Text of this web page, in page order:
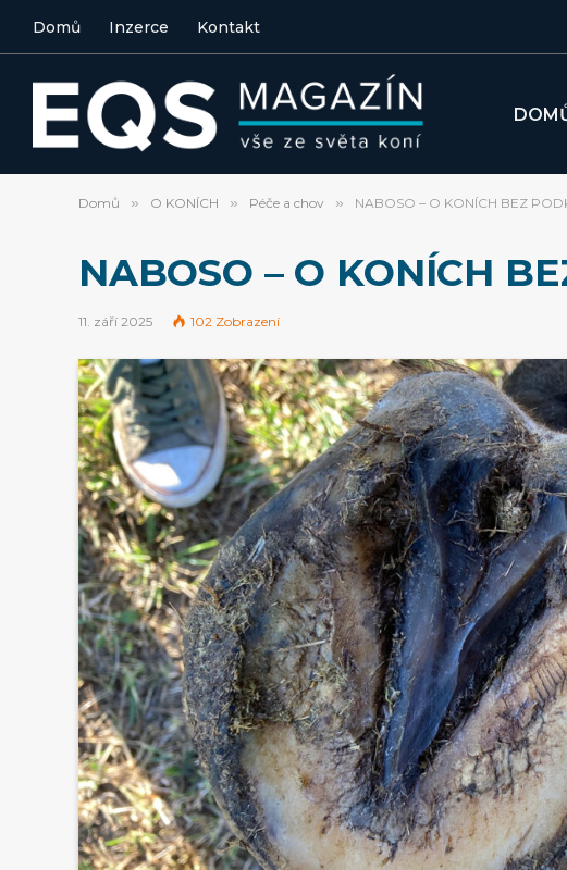
Domů Inzerce Kontakt
Domů » O KONÍCH » Péče a chov » NABOSO – O KONÍCH BEZ
NABOSO – O KONÍCH
11. září 2025 102 Zobrazení